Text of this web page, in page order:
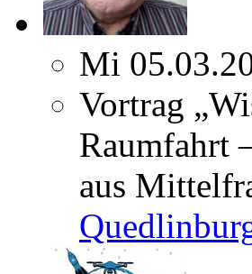
Mi
Vortrag
Raumfahrt
aus